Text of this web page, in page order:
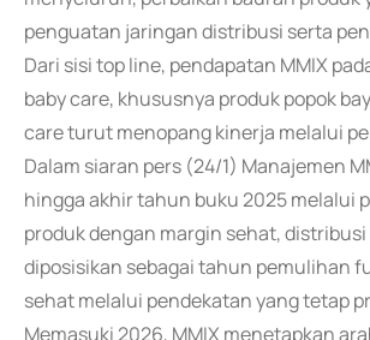
penguatan jaringan distribusi serta
Dari sisi top line, pendapatan MMIX
baby care, khususnya produk popok
care turut menopang kinerja melalui
Dalam siaran pers (24/1) Manajemen
hingga akhir tahun buku 2025 melalui
produk dengan margin sehat,
diposisikan sebagai tahun pemulihan
sehat melalui pendekatan yang tetap
Memasuki 2026, MMIX menetapkan